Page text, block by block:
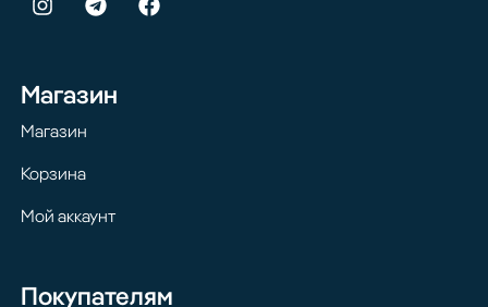
Магазин
Магазин
Корзина
Мой аккаунт
Покупателям